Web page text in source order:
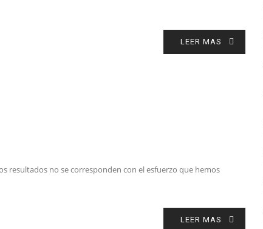
LEER MAS
resultados no se corresponden con el esfuerzo que hemos
LEER MAS